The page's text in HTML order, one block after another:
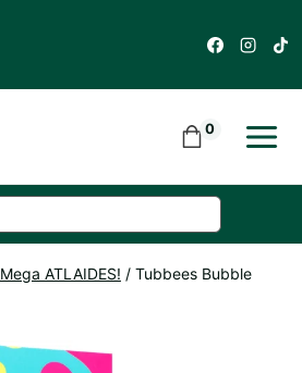
0
Mega ATLAIDES! / Tubbees Bubble